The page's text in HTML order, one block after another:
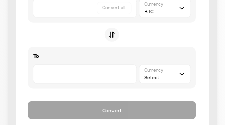
Convert all
Currency
BTC
To
Currency
Select
Convert